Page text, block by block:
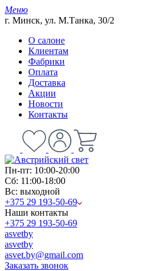
Меню
г. Минск, ул. М.Танка, 30/2
О салоне
Клиентам
Фабрики
Оплата
Доставка
Акции
Новости
Контакты
Пн-пт: 10:00-20:00
Сб: 11:00-18:00
Вс: выходной
+375 29 193-50-69
Наши контакты
+375 29 193-50-69
asvetby
asvetby
asvet.by@gmail.com
Заказать звонок